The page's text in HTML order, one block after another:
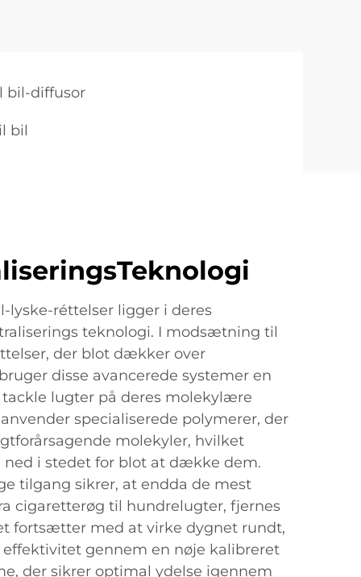
bil-diffusor
bil
lyske-réttelser ligger i deres
teknologi. I modsætning til
der blot dækker over
disse avancerede systemer en
lugter på deres molekylære
specialiserede polymerer, der
molekyler, hvilket
i stedet for blot at dække dem.
tilgang sikrer, at endda de mest
cigaretterøg til hundrelugter, fjernes
fortsætter med at virke dygnet rundt,
gennem en nøje kalibreret
der sikrer optimal ydelse igennem